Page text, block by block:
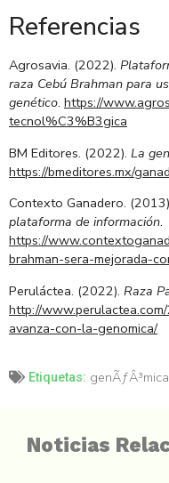
Referencias
Agrosavia. (2022).
raza Cebú Brahman para
genético. https://
tecnol%C3%B3gica
BM Editores. (2022). La
https://bmeditores.mx/
Contexto Ganadero.
plataforma de información.
https://
brahman-sera-mejorada-
Peruláctea. (2022). Raza
http://
avanza-con-la-genomica/
Etiquetas: genÃƒÂ³mica
Noticias